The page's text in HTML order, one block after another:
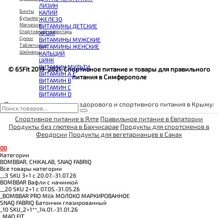
КРЕАТИН
ПОЛЕЗНЫЕ ЖИРЫ
ПРОТЕИН
ПРОТЕИНОВОЕ ПЕЧЕНЬЕ
ПРОТЕИНОВЫЕ БАТОНЧИКИ
ПРОТЕИНОВЫЕ КАШИ
ТЕСТОБУСТЕРЫ
ЦИТРУЛЛИН МАЛАТ
ПРЕДТРЕНИРОВОЧНЫЕ КОМПЛЕКСЫ
ЭНЕРГЕТИКИ И ЖИРОСЖИГАТЕЛИ#
ЛИЗИН
КАЛИЙ
ЖЕЛЕЗО
ВИТАМИНЫ ДЕТСКИЕ
ХРОМ
ВИТАМИНЫ МУЖСКИЕ
ВИТАМИНЫ ЖЕНСКИЕ
КАЛЬЦИЙ
ЦИНК
ВИТАМИН МУЛЬТИ
ВИТАМИН A E
ВИТАМИН B
ВИТАМИН C
ВИТАМИН D
Бинты
Бутылки
Магнезия
Спортивный инвентарь
Сумки
Таблетницы
Шейкеры
© 65Fit 2019-2021. Спортивное питание и товары для правильного
питания в Симферополе
Пункты выдачи товаров здорового и спортивного питания в Крыму:
Спортивное питание в Ялте Правильное питание в Евпатории
Продукты без глютена в Бахчисарае Продукты для спортсменов в
Феодосии Продукты для вегетарианцев в Саках
00
Категории
BOMBBAR, CHIKALAB, SNAQ FABRIQ
Все товары категории
__3 SKU 3+1 с 20.07.-31.07.26
BOMBBAR Вафли с начинкой
__20 SKU 2+1 с 07.05.-31.05.26
_BOMBBAR PRO Milk МОЛОКО МАРКИРОВАННОЕ
SNAQ FABRIQ Батончик глазированный
_10 SKU_2+1**_14.01.-31.01.26
_MAD FIT